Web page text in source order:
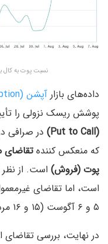
نسبت پوت به کال
داده‌های بازار آپشن (Option)
پوشش ریسک نزولی را
(Put to Call)
که منعکس کنندهتقاضای
پوت (فروش) است. از
است، اما تقاضای
۵ و ۶ آگوست (۱۵ و ۱۶ مرداد) شد.
در نهایت، بررسی تقاضای